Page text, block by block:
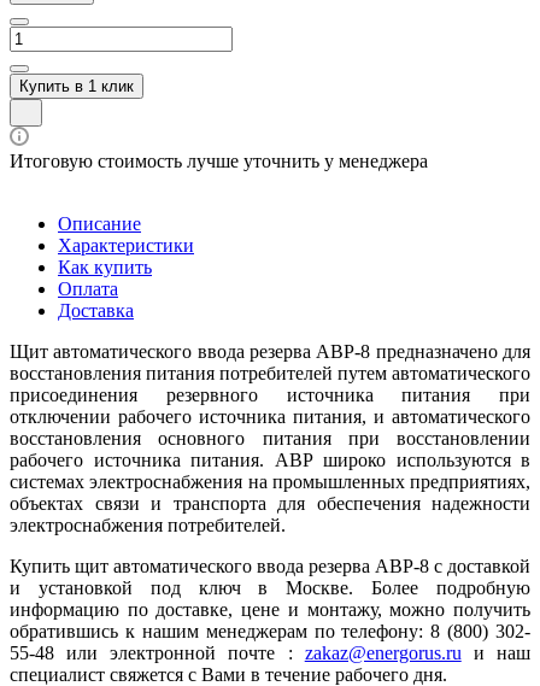
Купить в 1 клик
Итоговую стоимость лучше уточнить у менеджера
Описание
Характеристики
Как купить
Оплата
Доставка
Щит автоматического ввода резерва АВР-8 предназначено для
восстановления питания потребителей путем автоматического
присоединения резервного источника питания при
отключении рабочего источника питания, и автоматического
восстановления основного питания при восстановлении
рабочего источника питания. АВР широко используются в
системах электроснабжения на промышленных предприятиях,
объектах связи и транспорта для обеспечения надежности
электроснабжения потребителей.
Купить щит автоматического ввода резерва АВР-8 с доставкой
и установкой под ключ в Москве. Более подробную
информацию по доставке, цене и монтажу, можно получить
обратившись к нашим менеджерам по телефону: 8 (800) 302-
55-48 или электронной почте : zakaz@energorus.ru и наш
специалист свяжется с Вами в течение рабочего дня.